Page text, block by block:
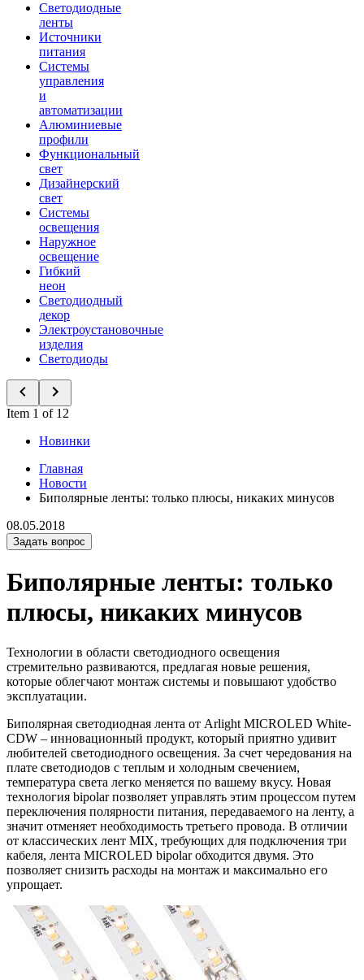
Светодиодные
ленты
Источники
питания
Системы
управления
и
автоматизации
Алюминиевые
профили
Функциональный
свет
Дизайнерский
свет
Системы
освещения
Наружное
освещение
Гибкий
неон
Светодиодный
декор
Электроустановочные
изделия
Светодиоды
Item 1 of 12
Новинки
Главная
Новости
Биполярные ленты: только плюсы, никаких минусов
08.05.2018
Задать вопрос
Биполярные ленты: только
плюсы, никаких минусов
Технологии в области светодиодного освещения
стремительно развиваются, предлагая новые решения,
которые облегчают монтаж системы и повышают удобство
эксплуатации.
Биполярная светодиодная лента от Arlight MICROLED White-
CDW – инновационный продукт, который приятно удивит
любителей светодиодного освещения. За счет чередования на
плате светодиодов с теплым и холодным свечением,
температура света легко меняется по вашему вкусу. Новая
технология bipolar позволяет управлять этим процессом путем
переключения полярности питания, передаваемого на ленту, а
значит отменяет необходимость третьего провода. В отличии
от классических лент MIX, требующих для подключения три
кабеля, лента MICROLED bipolar обходится двумя. Это
позволяет снизить расходы на монтаж и максимально его
упрощает.